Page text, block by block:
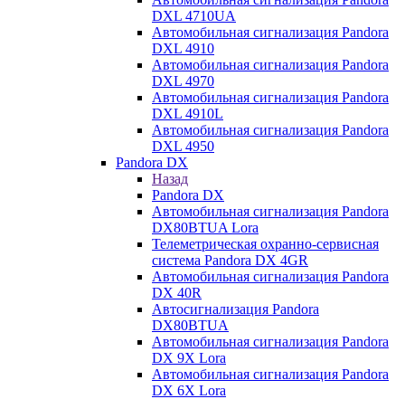
DXL 4710UA
Автомобильная сигнализация Pandora
DXL 4910
Автомобильная сигнализация Pandora
DXL 4970
Автомобильная сигнализация Pandora
DXL 4910L
Автомобильная сигнализация Pandora
DXL 4950
Pandora DX
Назад
Pandora DX
Автомобильная сигнализация Pandora
DX80BTUA Lora
Телеметрическая охранно-сервисная
система Pandora DX 4GR
Автомобильная сигнализация Pandora
DX 40R
Автосигнализация Pandora
DX80BTUA
Автомобильная сигнализация Pandora
DX 9X Lora
Автомобильная сигнализация Pandora
DX 6X Lora